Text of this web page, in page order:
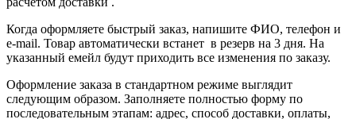
Когда оформляете быстрый заказ, напишите ФИО, телефон и
e-mail. Товар автоматически встанет в резерв на 3 дня. На
указанный емейл будут приходить все изменения по заказу.
Оформление заказа в стандартном режиме выглядит
следующим образом. Заполняете полностью форму по
последовательным этапам: адрес, способ доставки, оплаты,